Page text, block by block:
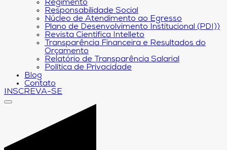
Regimento
Responsabilidade Social
Núcleo de Atendimento ao Egresso
Plano de Desenvolvimento Institucional (PDI))
Revista Científica Intelleto
Transparência Financeira e Resultados do
Orçamento
Relatório de Transparência Salarial
Política de Privacidade
Blog
Contato
INSCREVA-SE